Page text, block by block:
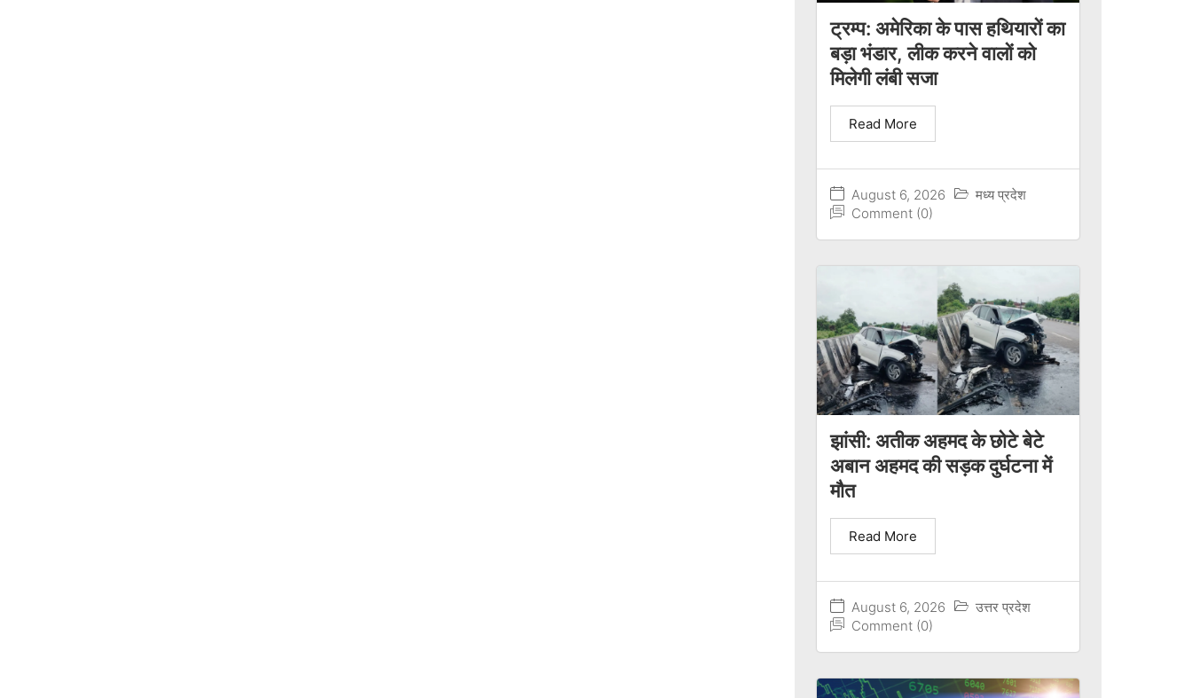
ट्रम्प: अमेरिका के पास हथियारों का
बड़ा भंडार, लीक करने वालों को
मिलेगी लंबी सजा
August 6, 2026
मध्य प्रदेश
Comment (0)
Read More
झांसी: अतीक अहमद के छोटे बेटे
अबान अहमद की सड़क दुर्घटना में
मौत
August 6, 2026
उत्तर प्रदेश
Comment (0)
Read More